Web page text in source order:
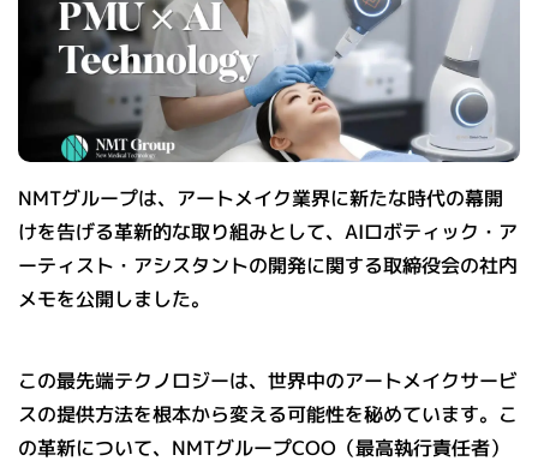
NMTグループは、アートメイク業界に新たな時代の幕開
けを告げる革新的な取り組みとして、AIロボティック・ア
ーティスト・アシスタントの開発に関する取締役会の社内
メモを公開しました。
この最先端テクノロジーは、世界中のアートメイクサービ
スの提供方法を根本から変える可能性を秘めています。こ
の革新について、NMTグループCOO（最高執行責任者）